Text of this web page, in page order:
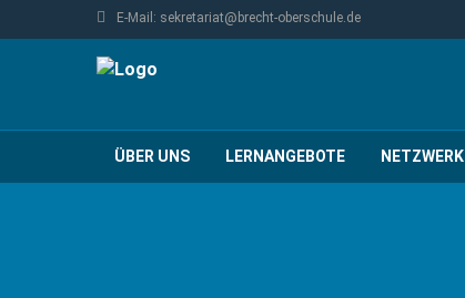
E-Mail: sekretariat@brecht-oberschule.de
ÜBER UNS LERNANGEBOTE NETZWERK